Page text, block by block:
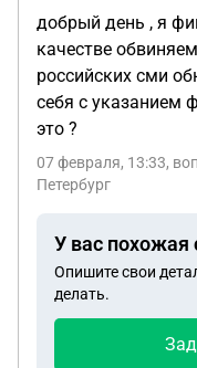
добрый день , я
качестве
российских сми
себя с указанием
это ?
07 февраля, 13:33,
Петербург
У вас похожая
Опишите свои
делать.